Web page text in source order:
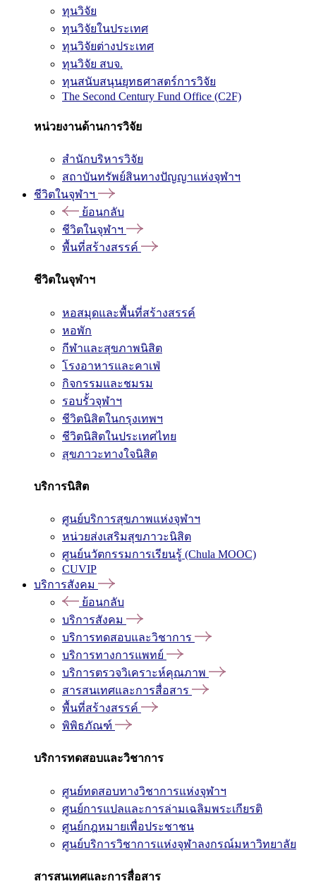
ทุนวิจัย
ทุนวิจัยในประเทศ
ทุนวิจัยต่างประเทศ
ทุนวิจัย สบจ.
ทุนสนับสนุนยุทธศาสตร์การวิจัย
The Second Century Fund Office (C2F)
หน่วยงานด้านการวิจัย
สำนักบริหารวิจัย
สถาบันทรัพย์สินทางปัญญาแห่งจุฬาฯ
ชีวิตในจุฬาฯ
ย้อนกลับ
ชีวิตในจุฬาฯ
พื้นที่สร้างสรรค์
ชีวิตในจุฬาฯ
หอสมุดและพื้นที่สร้างสรรค์
หอพัก
กีฬาและสุขภาพนิสิต
โรงอาหารและคาเฟ่
กิจกรรมและชมรม
รอบรั้วจุฬาฯ
ชีวิตนิสิตในกรุงเทพฯ
ชีวิตนิสิตในประเทศไทย
สุขภาวะทางใจนิสิต
บริการนิสิต
ศูนย์บริการสุขภาพแห่งจุฬาฯ
หน่วยส่งเสริมสุขภาวะนิสิต
ศูนย์นวัตกรรมการเรียนรู้ (Chula MOOC)
CUVIP
บริการสังคม
ย้อนกลับ
บริการสังคม
บริการทดสอบและวิชาการ
บริการทางการแพทย์
บริการตรวจวิเคราะห์คุณภาพ
สารสนเทศและการสื่อสาร
พื้นที่สร้างสรรค์
พิพิธภัณฑ์
บริการทดสอบและวิชาการ
ศูนย์ทดสอบทางวิชาการแห่งจุฬาฯ
ศูนย์การแปลและการล่ามเฉลิมพระเกียรติ
ศูนย์กฎหมายเพื่อประชาชน
ศูนย์บริการวิชาการแห่งจุฬาลงกรณ์มหาวิทยาลัย
สารสนเทศและการสื่อสาร